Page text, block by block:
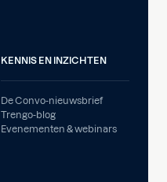
KENNIS EN INZICHTEN
De Convo-nieuwsbrief
Trengo-blog
Evenementen & webinars